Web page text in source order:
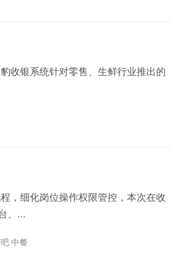
收银系统针对零售、生鲜行业推出的
，细化岗位操作权限管控，本次在收
、...
中餐